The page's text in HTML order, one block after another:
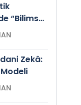
“Bilimsel
Zekâ: